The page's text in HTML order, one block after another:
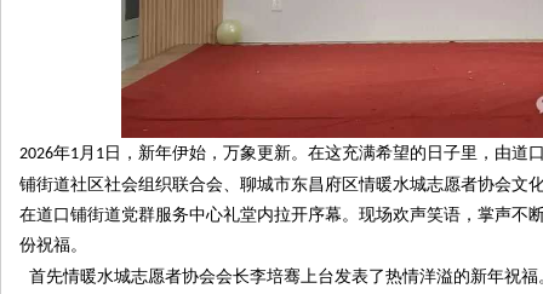
2026年1月 1 日，新年伊始，万象更新。在这充满希望的日子里，由
铺街道社区社会组织联合会、聊城市东昌府区情暖水城志愿者协会文
在道口铺街道党群服务中心礼堂内拉开序幕。现场欢声笑语，掌声不
份祝福。
首先情暖水城志愿者协会会长李培骞上台发表了热情洋溢的新年祝